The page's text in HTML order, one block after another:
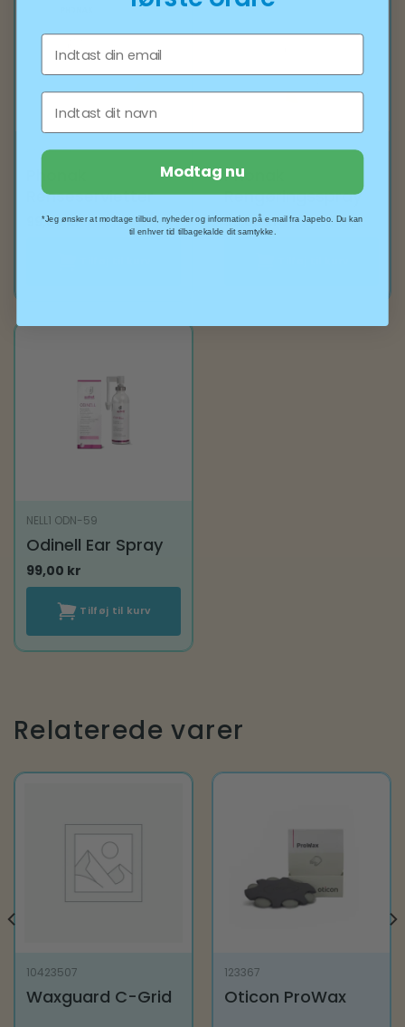
098-0567
Renseservietter
99,00kr
098-0571
Phonak
Rengøringsspray
99,00kr
NELL1 ODN-59
Odinell Ear Spray
99,00 kr
Tilføj til kurv
Relaterede varer
10423507
Waxguard C-Grid
123367
Oticon ProWax
Modtag nu
*Jeg ønsker at modtage tilbud, nyheder og information på e-mail fra Japebo. Du kan
til enhver tid tilbagekalde dit samtykke.